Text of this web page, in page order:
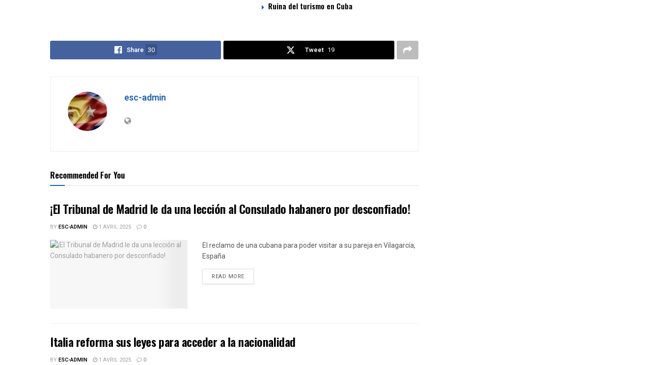
Ruina del turismo en Cuba
Share 30 Tweet 19
esc-admin
Recommended For You
¡El Tribunal de Madrid le da una lección al Consulado habanero por desconfiado!
BYESC-ADMIN 1 AVRIL 2025 0
El reclamo de una cubana para poder visitar a su pareja en Vilagarcía,
España
READ MOREDETAILS
Italia reforma sus leyes para acceder a la nacionalidad
BYESC-ADMIN 1 AVRIL 2025 0